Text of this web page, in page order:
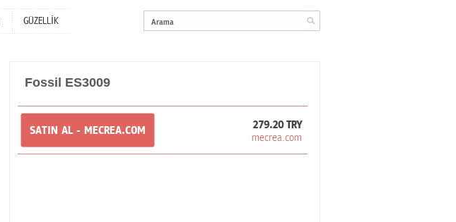
GÜZELLİK
Fossil ES3009
SATIN AL - MECREA.COM 279.20 TRY
mecrea.com